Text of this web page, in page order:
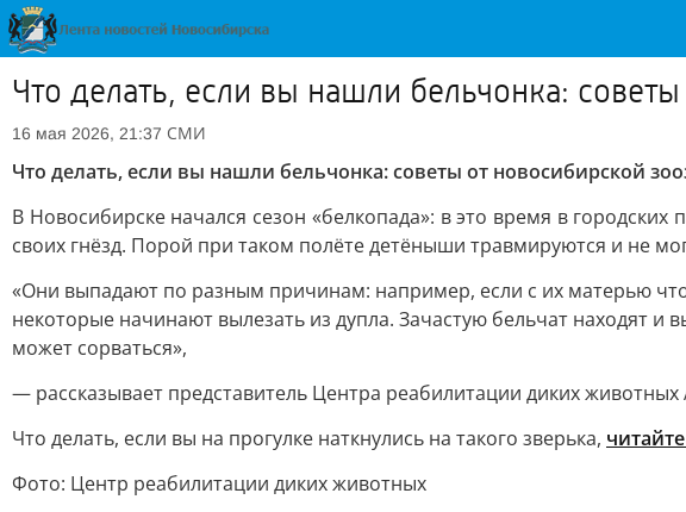
Что делать, если вы нашли бельчонка:
16 мая 2026, 21:37 СМИ
Что делать, если вы нашли бельчонка: советы от новосибирской
В Новосибирске начался сезон «белкопада»: в это время в
своих гнёзд. Порой при таком полёте детёныши травмируются и не
«Они выпадают по разным причинам: например, если с их матерью
некоторые начинают вылезать из дупла. Зачастую бельчат находят и
может сорваться»,
— рассказывает представитель Центра реабилитации диких
Что делать, если вы на прогулке наткнулись на такого зверька,
Фото: Центр реабилитации диких животных